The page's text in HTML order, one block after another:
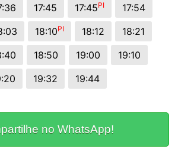
17:45 17:45PI
17:54
18:10PI 18:12
18:21
18:50 19:00
19:10
19:32 19:44
no WhatsApp!